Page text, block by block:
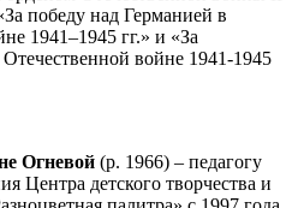
победу над Германией в
1941–1945 гг.» и «За
войне 1941-1945
Огневой (р. 1966) – педагогу
Центра детского творчества и